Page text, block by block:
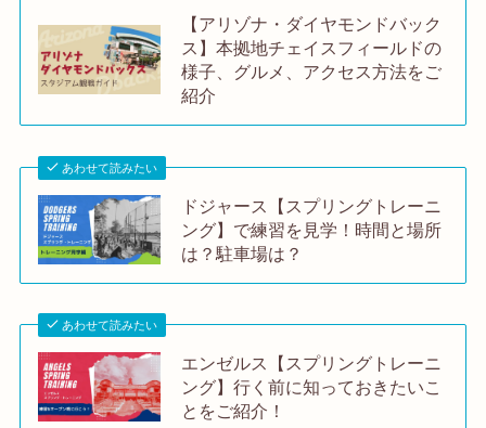
【アリゾナ・ダイヤモンドバック
ス】本拠地チェイスフィールドの
様子、グルメ、アクセス方法をご
紹介
あわせて読みたい
ドジャース【スプリングトレーニ
ング】で練習を見学！時間と場所
は？駐車場は？
あわせて読みたい
エンゼルス【スプリングトレーニ
ング】行く前に知っておきたいこ
とをご紹介！